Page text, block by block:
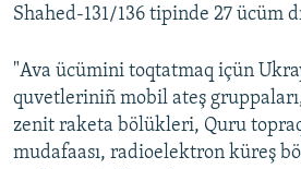
Shahed-131/136 tipinde 27 ücüm
"Ava ücümini toqtatmaq içün
quvetleriniñ mobil ateş
zenit raketa bölükleri, Quru
mudafaası, radioelektron küreş